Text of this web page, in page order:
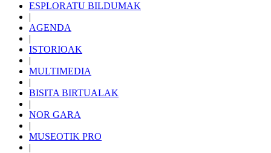
ESPLORATU BILDUMAK
|
AGENDA
|
ISTORIOAK
|
MULTIMEDIA
|
BISITA BIRTUALAK
|
NOR GARA
|
MUSEOTIK PRO
|